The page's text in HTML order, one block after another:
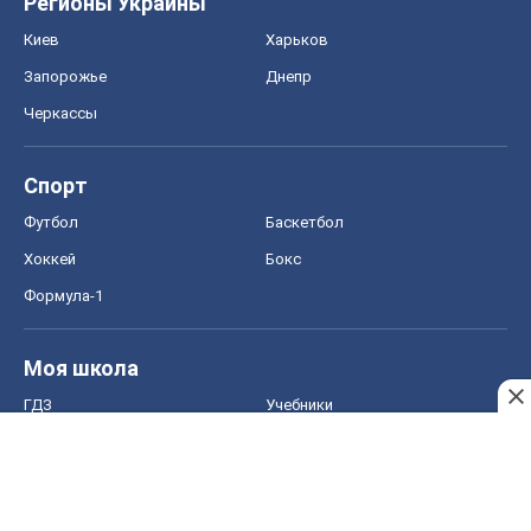
Киев Харьков
Запорожье Днепр
Черкассы
Спорт
Футбол Баскетбол
Хоккей Бокс
Формула-1
Моя школа
ГДЗ Учебники